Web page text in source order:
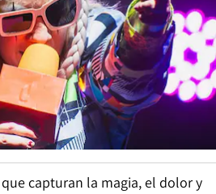
capturan la magia, el dolor y